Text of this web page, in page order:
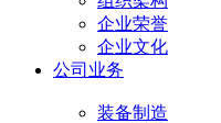
企业荣誉
企业文化
公司业务
装备制造